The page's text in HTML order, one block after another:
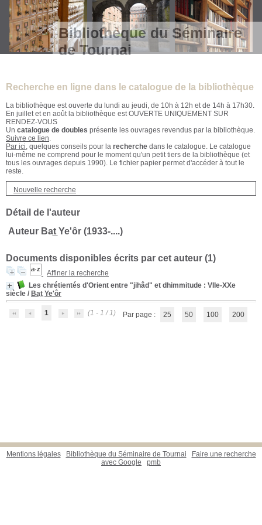
Bibliothèque du Séminaire
de Tournai
Recherche en ligne dans le catalogue de la bibliothèque
La bibliothèque est ouverte du lundi au jeudi, de 10h à 12h et de 14h à 17h30.
En juillet et en août la bibliothèque est OUVERTE UNIQUEMENT SUR
RENDEZ-VOUS
Un catalogue de doubles présente les ouvrages revendus par la bibliothèque.
Suivre ce lien.
Par ici, quelques conseils pour la recherche dans le catalogue. Le catalogue
lui-même ne comprend pour le moment qu'un petit tiers de la bibliothèque (et
tous les ouvrages depuis 1990). Le fichier papier permet d'accéder à tout le
reste.
Nouvelle recherche
Détail de l'auteur
Auteur Bat̲ Ye'ôr (1933-....)
Documents disponibles écrits par cet auteur (1)
Affiner la recherche
Les chrétientés d'Orient entre "jihâd" et dhimmitude : VIIe-XXe
siècle / Bat̲ Ye'ôr
1 (1 - 1 / 1) Par page : 25 50 100 200
Mentions légales Bibliothèque du Séminaire de Tournai
Faire une recherche
avec Google
pmb